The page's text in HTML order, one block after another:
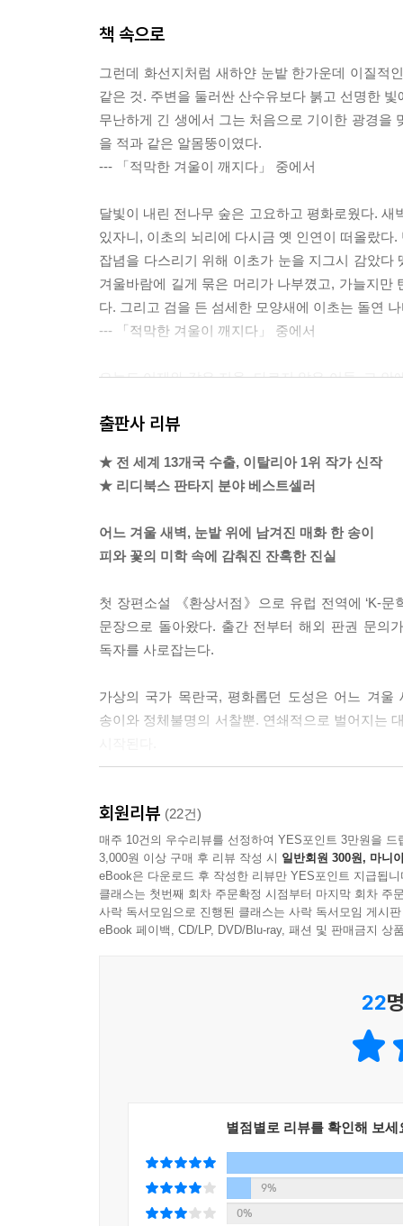
책 속으로
그런데 화선지처럼 새하얀 눈밭 한가운데 이질적
같은 것. 주변을 둘러싼 산수유보다 붉고 선명한
무난하게 긴 생에서 그는 처음으로 기이한 광경을
을 적과 같은 알몸뚱이였다.
--- 「적막한 겨울이 깨지다」 중에서
달빛이 내린 전나무 숲은 고요하고 평화로웠다.
있자니, 이초의 뇌리에 다시금 옛 인연이 떠올랐
잡념을 다스리기 위해 이초가 눈을 지그시 감았
겨울바람에 길게 묶은 머리가 나부꼈고, 가늘지
다. 그리고 검을 든 섬세한 모양새에 이초는 돌연
--- 「적막한 겨울이 깨지다」 중에서
오늘도 어제와 같은 지옥, 다르지 않은 어둠. 그
은 목소리가 들렸다.
--- 「어둠이 길러낸 아이」 중에서
고 더러워지는 꼴은 안중에도 없이 칼을 휘둘렀다
하루는 임무에 실패할 뻔한 날이었다. 기화는 빗
을 양반의 호위꾼들에게 내보였다. 그 기세가 귀
따름이었다.
--- 「사냥하는 꽃」 중에서
숲으로 가며 그녀는 이초를 떠올렸다. 그 동그란
게. 기화가 검을 꽉 움켜쥐고 터벅터벅 산을 내려가
--- 「사냥하는 꽃」 중에서
이어진 건 기화의 서늘할 정도로 이성적인 목소리
“내게 희망을 가르쳐준 것. 그게 네가 잘못한 일이
“기화야.”
그의 말을 자르듯 다시 말할 때, 기화는 미간을 찡
출판사 리뷰
★ 전 세계 13개국 수출, 이탈리아 1위 작가 신작
★ 리디북스 판타지 분야 베스트셀러
어느 겨울 새벽, 눈밭 위에 남겨진 매화 한 송이
피와 꽃의 미학 속에 감춰진 잔혹한 진실
첫 장편소설 《환상서점》으로 유럽 전역에 ‘K-
문장으로 돌아왔다. 출간 전부터 해외 판권 문
독자를 사로잡는다.
가상의 국가 목란국, 평화롭던 도성은 어느 겨
송이와 정체불명의 서찰뿐. 연쇄적으로 벌어지는
십여 년 전, 목곽고에 갇혀 멍투성이 손등을 내
살수와 그녀를 지키고 싶었던 소년은, 이제 서로
“살아남기 위해 가장 먼저 내 마음부터 베었다”
기화는 냉혹한 살수로 길러지며 모든 감정을 도
표식이자 지워지지 않는 감정의 흉터다. 식물에
궁정의 암투와 밤의 도성에서 펼쳐지는 추적의
전 세계가 주목하는 스토리텔러 소서림이 빚어낸
회원리뷰 (22건)
매주 10건의 우수리뷰를 선정하여 YES포인트 3만원을 드
3,000원 이상 구매 후 리뷰 작성 시 일반회원 300원, 마니
eBook은 다운로드 후 작성한 리뷰만 YES포인트 지급됩니
클래스는 첫번째 회차 주문확정 시점부터 마지막 회차 주
사락 독서모임으로 진행된 클래스는 사락 독서모임 게시
eBook 페이백, CD/LP, DVD/Blu-ray, 패션 및 판매금지 상
22
별점별로 리뷰를 확인해 보세
9%
0%